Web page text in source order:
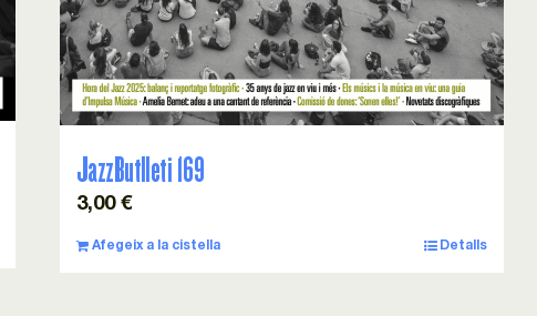
JazzButlleti 169
3,00 €
Afegeix a la cistella Detalls